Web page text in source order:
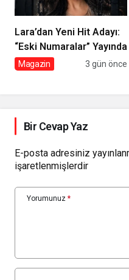
Lara’dan Yeni Hit Adayı:
“Eski Numaralar” Yayında
Magazin 3 gün önce
Bir Cevap Yaz
E-posta adresiniz
işaretlenmişlerdir
Yorumunuz *